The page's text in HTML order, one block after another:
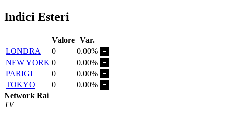
Indici Esteri
Valore Var.
LONDRA
0
0.00%
NEW YORK 0
0.00%
PARIGI
0
0.00%
TOKYO
0
0.00%
Network Rai
TV